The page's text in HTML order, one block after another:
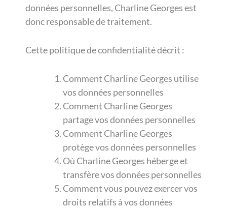
données personnelles, Charline Georges est
donc responsable de traitement.
Cette politique de confidentialité décrit :
Comment Charline Georges utilise
vos données personnelles
Comment Charline Georges
partage vos données personnelles
Comment Charline Georges
protège vos données personnelles
Où Charline Georges héberge et
transfère vos données personnelles
Comment vous pouvez exercer vos
droits relatifs à vos données